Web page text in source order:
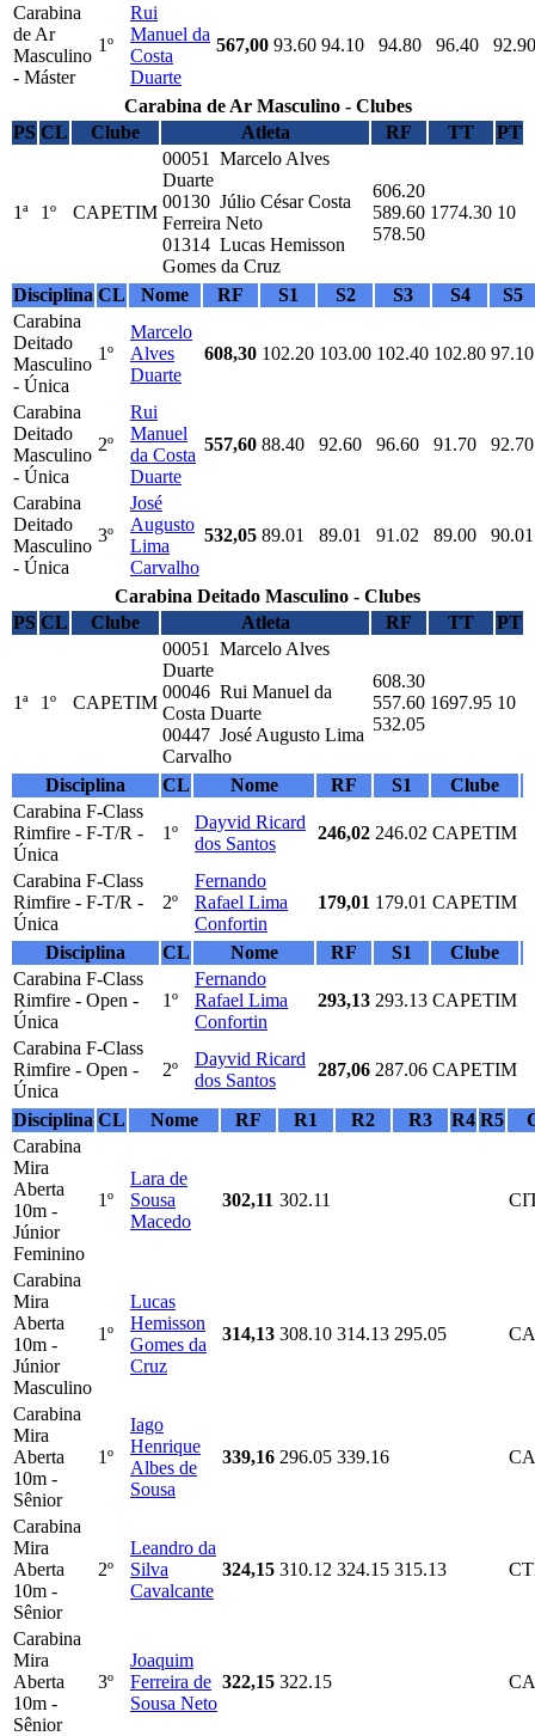
Carabina
de Ar
Masculino
- Máster
1º
Rui
Manuel da
Costa
Duarte
567,00 93.60 94.10 94.80 96.40 92.90
Carabina de Ar Masculino - Clubes
PS CL Clube Atleta RF TT PT
1ª 1º CAPETIM
00051 Marcelo Alves
Duarte
00130 Júlio César Costa
Ferreira Neto
01314 Lucas Hemisson
Gomes da Cruz
606.20
589.60
578.50
1774.30 10
Disciplina CL Nome RF S1 S2 S3 S4
S5
Carabina
Deitado
Masculino
- Única
1º
Marcelo
Alves
Duarte
608,30 102.20 103.00 102.40 102.80 97.10
Carabina
Deitado
Masculino
- Única
2º
Rui
Manuel
da Costa
Duarte
557,60 88.40 92.60 96.60 91.70 92.70
Carabina
Deitado
Masculino
- Única
3º
José
Augusto
Lima
Carvalho
532,05 89.01 89.01 91.02 89.00 90.01
Carabina Deitado Masculino - Clubes
PS CL Clube Atleta RF TT PT
1ª 1º CAPETIM
00051 Marcelo Alves
Duarte
00046 Rui Manuel da
Costa Duarte
00447 José Augusto Lima
Carvalho
608.30
557.60
532.05
1697.95 10
Disciplina CL Nome RF S1
Clube
Carabina F-Class
Rimfire - F-T/R -
Única
1º
Dayvid Ricard
dos Santos
246,02 246.02 CAPETIM
Carabina F-Class
Rimfire - F-T/R -
Única
2º
Fernando
Rafael Lima
Confortin
179,01 179.01 CAPETIM
Disciplina CL Nome RF S1
Clube
Carabina F-Class
Rimfire - Open -
Única
1º
Fernando
Rafael Lima
Confortin
293,13 293.13 CAPETIM
Carabina F-Class
Rimfire - Open -
Única
2º
Dayvid Ricard
dos Santos
287,06 287.06 CAPETIM
Disciplina CL Nome RF R1 R2 R3 R4 R5
Carabina
Mira
Aberta
10m -
Júnior
Feminino
1º
Lara de
Sousa
Macedo
302,11 302.11
Carabina
Mira
Aberta
10m -
Júnior
Masculino
1º
Lucas
Hemisson
Gomes da
Cruz
314,13 308.10 314.13 295.05
Carabina
Mira
Aberta
10m -
Sênior
1º
Iago
Henrique
Albes de
Sousa
339,16 296.05 339.16
Carabina
Mira
Aberta
10m -
Sênior
2º
Leandro da
Silva
Cavalcante
324,15 310.12 324.15 315.13
Carabina
Mira
Aberta
10m -
Sênior
3º
Joaquim
Ferreira de
Sousa Neto
322,15 322.15